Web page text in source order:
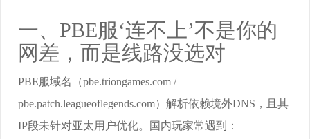
一、PBE服‘连不上’不是你的
网差，而是线路没选对
PBE服域名（pbe.triongames.com /
pbe.patch.leagueoflegends.com）解析依赖境外DNS，且其
IP段未针对亚太用户优化。国内玩家常遇到：